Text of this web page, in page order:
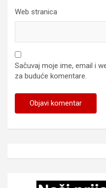
Web stranica
Sačuvaj moje ime, email i
za buduće komentare.